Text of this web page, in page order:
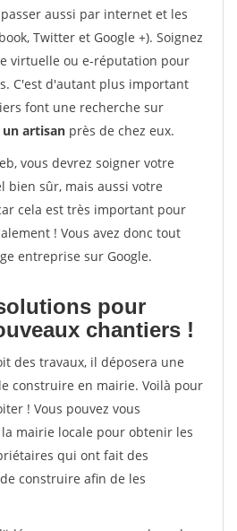
aussi par internet et les
Twitter et Google +). Soignez
virtuelle ou e-réputation pour
C'est d'autant plus important
font une recherche sur
artisan près de chez eux.
vous devrez soigner votre
bien sûr, mais aussi votre
cela est très important pour
! Vous avez donc tout
entreprise sur Google.
pour
chantiers !
des travaux, il déposera une
construire en mairie. Voilà pour
! Vous pouvez vous
mairie locale pour obtenir les
qui ont fait des
construire afin de les